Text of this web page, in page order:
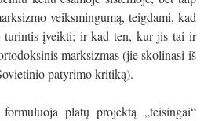
veiksmingumą, teigdami, kad
turintis įveikti; ir kad ten, kur jis tai ir
marksizmas (jie skolinasi iš
patyrimo kritiką).
platų projektą „teisingai“